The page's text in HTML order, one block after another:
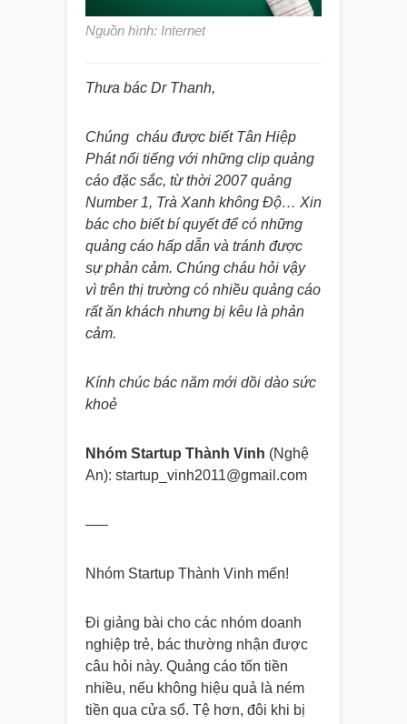
Nguồn hình: Internet
Thưa bác Dr Thanh,
Chúng cháu được biết Tân Hiệp
Phát nổi tiếng với những clip quảng
cáo đặc sắc, từ thời 2007 quảng
Number 1, Trà Xanh không Độ… Xin
bác cho biết bí quyết để có những
quảng cáo hấp dẫn và tránh được
sự phản cảm. Chúng cháu hỏi vậy
vì trên thị trường có nhiều quảng cáo
rất ăn khách nhưng bị kêu là phản
cảm.
Kính chúc bác năm mới dồi dào sức
khoẻ
Nhóm Startup Thành Vinh (Nghệ
An): startup_vinh2011@gmail.com
—–
Nhóm Startup Thành Vinh mến!
Đi giảng bài cho các nhóm doanh
nghiệp trẻ, bác thường nhận được
câu hỏi này. Quảng cáo tốn tiền
nhiều, nếu không hiệu quả là ném
tiền qua cửa sổ. Tệ hơn, đôi khi bị